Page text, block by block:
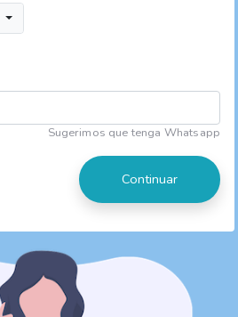
Sugerimos que tenga Whatsapp